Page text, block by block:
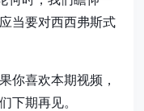
当要对西西弗斯式
你喜欢本期视频，
下期再见。